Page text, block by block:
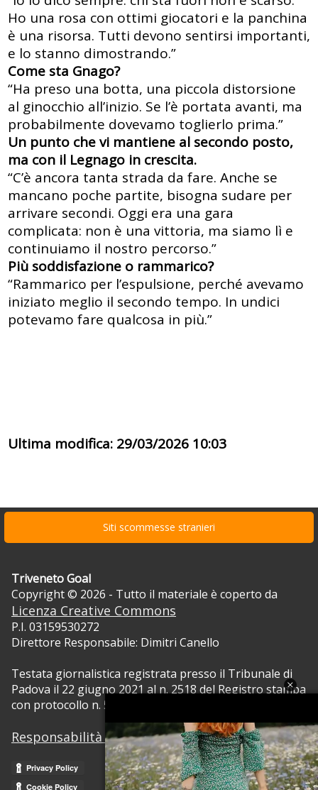
Ho una rosa con ottimi giocatori e la panchina
è una risorsa. Tutti devono sentirsi importanti,
e lo stanno dimostrando.”
Come sta Gnago?
“Ha preso una botta, una piccola distorsione
al ginocchio all’inizio. Se l’è portata avanti, ma
probabilmente dovevamo toglierlo prima.”
Un punto che vi mantiene al secondo posto,
ma con il Legnago in crescita.
“C’è ancora tanta strada da fare. Anche se
mancano poche partite, bisogna sudare per
arrivare secondi. Oggi era una gara
complicata: non è una vittoria, ma siamo lì e
continuiamo il nostro percorso.”
Più soddisfazione o rammarico?
“Rammarico per l’espulsione, perché avevamo
iniziato meglio il secondo tempo. In undici
potevamo fare qualcosa in più.”
Ultima modifica: 29/03/2026 10:03
Siti scommesse stranieri
Triveneto Goal
Copyright © 2026 - Tutto il materiale è coperto da
Licenza Creative Commons
P.I. 03159530272
Direttore Responsabile: Dimitri Canello
Testata giornalistica registrata presso il Tribunale di
Padova il 22 giugno 2021 al n. 2518 del Registro stampa
con protocollo n. 5105/2021 RVG.
Responsabilità dei contenuti